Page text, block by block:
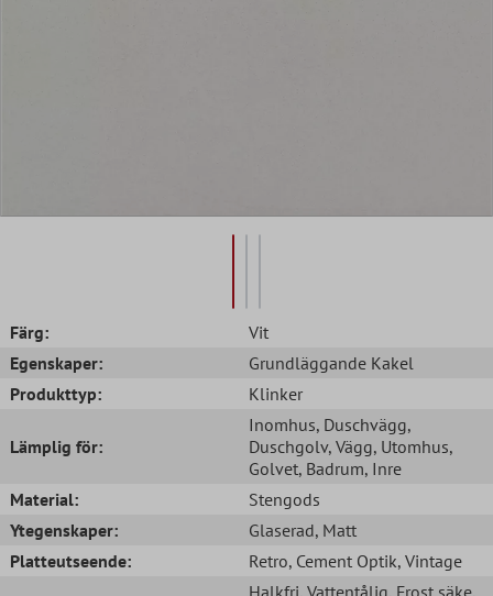
Färg:
Vit
Egenskaper:
Grundläggande Kakel
Produkttyp:
Klinker
Lämplig för:
Inomhus, Duschvägg,
Duschgolv, Vägg, Utomhus,
Golvet, Badrum, Inre
Material:
Stengods
Ytegenskaper:
Glaserad, Matt
Platteutseende:
Retro, Cement Optik, Vintage
Halkfri, Vattentålig, Frost säke,